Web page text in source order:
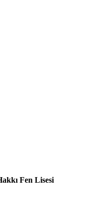
Fen Lisesi